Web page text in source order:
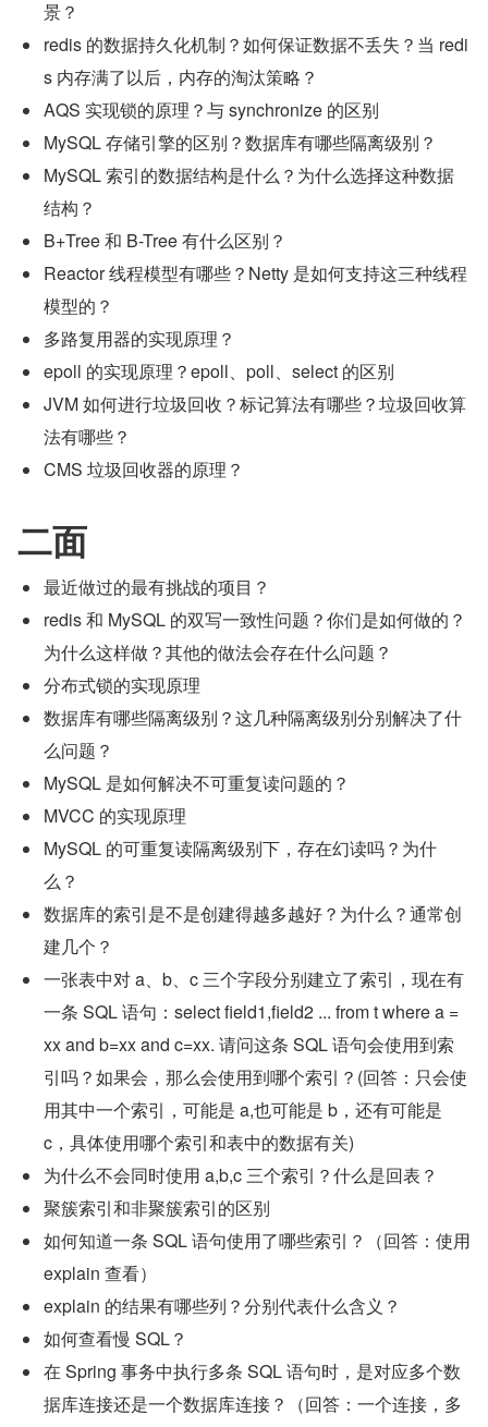
景？
redis 的数据持久化机制？如何保证数据不丢失？当 redi
s 内存满了以后，内存的淘汰策略？
AQS 实现锁的原理？与 synchronize 的区别
MySQL 存储引擎的区别？数据库有哪些隔离级别？
MySQL 索引的数据结构是什么？为什么选择这种数据
结构？
B+Tree 和 B-Tree 有什么区别？
Reactor 线程模型有哪些？Netty 是如何支持这三种线程
模型的？
多路复用器的实现原理？
epoll 的实现原理？epoll、poll、select 的区别
JVM 如何进行垃圾回收？标记算法有哪些？垃圾回收算
法有哪些？
CMS 垃圾回收器的原理？
二面
最近做过的最有挑战的项目？
redis 和 MySQL 的双写一致性问题？你们是如何做的？
为什么这样做？其他的做法会存在什么问题？
分布式锁的实现原理
数据库有哪些隔离级别？这几种隔离级别分别解决了什
么问题？
MySQL 是如何解决不可重复读问题的？
MVCC 的实现原理
MySQL 的可重复读隔离级别下，存在幻读吗？为什
么？
数据库的索引是不是创建得越多越好？为什么？通常创
建几个？
一张表中对 a、b、c 三个字段分别建立了索引，现在有
一条 SQL 语句：select field1,field2 ... from t where a =
xx and b=xx and c=xx. 请问这条 SQL 语句会使用到索
引吗？如果会，那么会使用到哪个索引？(回答：只会使
用其中一个索引，可能是 a,也可能是 b，还有可能是
c，具体使用哪个索引和表中的数据有关)
为什么不会同时使用 a,b,c 三个索引？什么是回表？
聚簇索引和非聚簇索引的区别
如何知道一条 SQL 语句使用了哪些索引？（回答：使用
explain 查看）
explain 的结果有哪些列？分别代表什么含义？
如何查看慢 SQL？
在 Spring 事务中执行多条 SQL 语句时，是对应多个数
据库连接还是一个数据库连接？（回答：一个连接，多